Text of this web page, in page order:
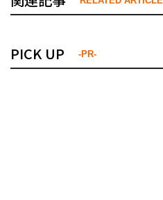
PICK UP -PR-